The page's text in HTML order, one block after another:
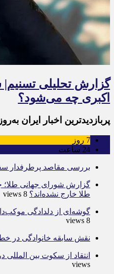
گزارش تحلیلی
اکبری چه می‌شود؟
پربازدیدترین اخبار ایران به‌روز
7 روز
24 ساعت
بررسی مقاصد پرطرفدار
گزارش شورای جهانی طلا؛
طلا خارج نشده‌اند؟ 8 views
گوشه‌ای از دلدادگی
8 views
نقش سابقه خانوادگی در
انتقاد از سکوت بین المللی
views